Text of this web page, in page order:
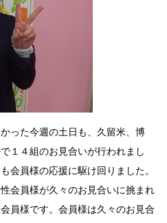
った今週の土日も、久留米、博
１４組のお見合いが行われまし
会員様の応援に駆け回りました。
会員様が久々のお見合いに挑まれ
員様です。会員様は久々のお見合